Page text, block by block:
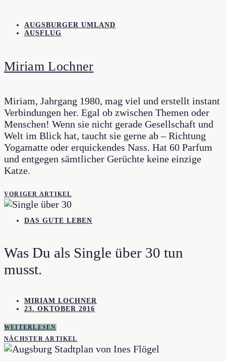
AUGSBURGER UMLAND
AUSFLUG
Miriam Lochner
Miriam, Jahrgang 1980, mag viel und erstellt instant
Verbindungen her. Egal ob zwischen Themen oder
Menschen! Wenn sie nicht gerade Gesellschaft und
Welt im Blick hat, taucht sie gerne ab – Richtung
Yogamatte oder erquickendes Nass. Hat 60 Parfum
und entgegen sämtlicher Gerüchte keine einzige
Katze.
VORIGER ARTIKEL
DAS GUTE LEBEN
Was Du als Single über 30 tun
musst.
MIRIAM LOCHNER
23. OKTOBER 2016
WEITERLESEN
NÄCHSTER ARTIKEL